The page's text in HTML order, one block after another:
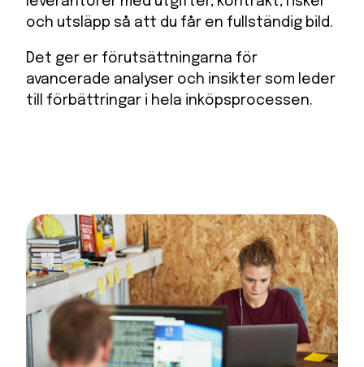
och utsläpp så att du får en fullständig bild.
Det ger er förutsättningarna för
avancerade analyser och insikter som leder
till förbättringar i hela inköpsprocessen.